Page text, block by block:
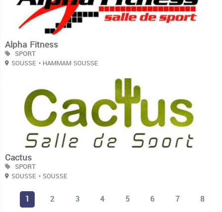
Alpha Fitness
SPORT
SOUSSE • HAMMAM SOUSSE
Cactus
SPORT
SOUSSE • SOUSSE
1 2 3 4 5 6 7 8